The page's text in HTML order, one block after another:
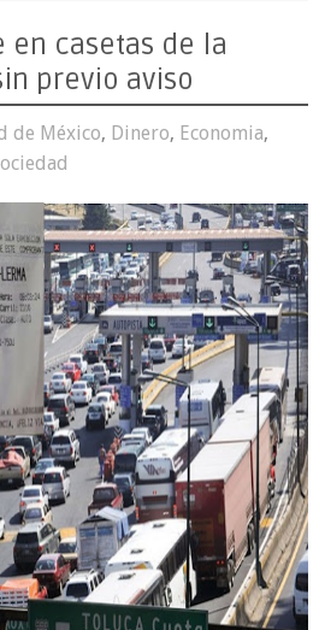
en casetas de la
previo aviso
de México, Dinero, Economia,